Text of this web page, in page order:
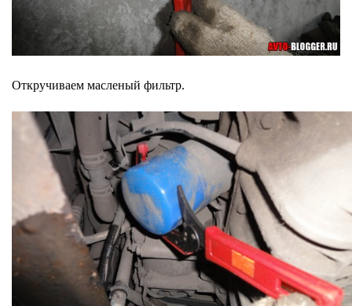
Откручиваем масленый фильтр.